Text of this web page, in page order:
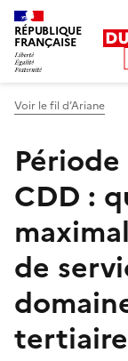
RÉPUBLIQUE
FRANÇAISE
Voir le fil d’Ariane
CDD :
de
tertiaire